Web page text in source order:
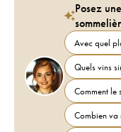
Posez
Avec quel
Quels vins
Comment le
Combien va